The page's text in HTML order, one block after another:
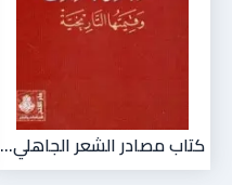
كتاب مصادر الشعر الجاهلي...